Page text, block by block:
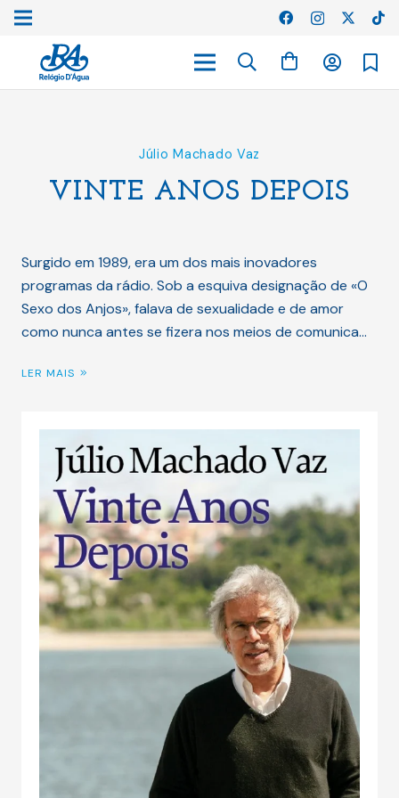
Júlio Machado Vaz
VINTE ANOS DEPOIS
Surgido em 1989, era um dos mais inovadores
programas da rádio. Sob a esquiva designação de «O
Sexo dos Anjos», falava de sexualidade e de amor
como nunca antes se fizera nos meios de comunica…
LER MAIS